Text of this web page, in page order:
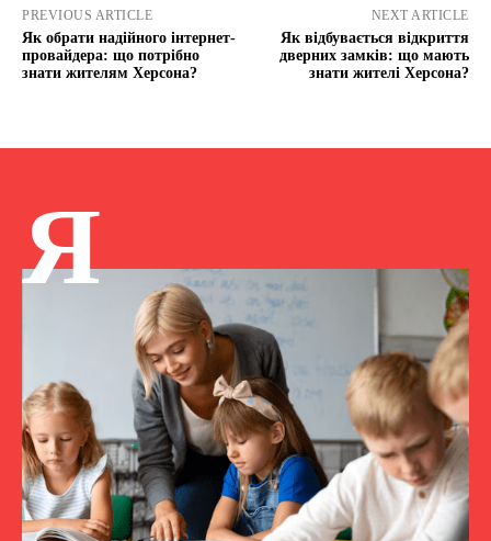
PREVIOUS ARTICLE
Як обрати надійного інтернет-
провайдера: що потрібно
знати жителям Херсона?
NEXT ARTICLE
Як відбувається відкриття
дверних замків: що мають
знати жителі Херсона?
Я